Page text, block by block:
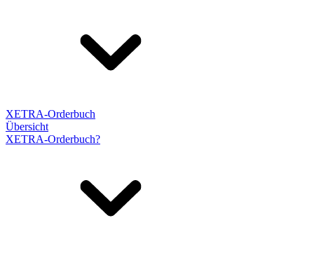
XETRA-Orderbuch
Übersicht
XETRA-Orderbuch?